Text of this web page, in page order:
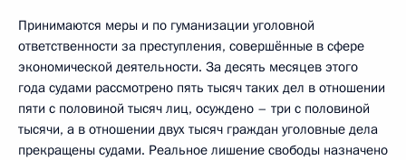
Принимаются меры и по гуманизации уголовной
ответственности за преступления, совершённые в сфере
экономической деятельности. За десять месяцев этого
года судами рассмотрено пять тысяч таких дел в отношении
пяти с половиной тысяч лиц, осуждено – три с половиной
тысячи, а в отношении двух тысяч граждан уголовные дела
прекращены судами. Реальное лишение свободы назначено